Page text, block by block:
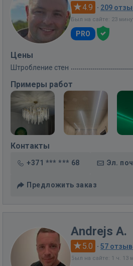
4.9 · 209
Был на сайте: 23
PRO
Цены
Штробление стен
Примеры работ
Контакты
+371 *** *** 68 Эл.
Предложить заказ
Andrejs A.
5.0 · 57
Был на сайте: 1 ч. 13